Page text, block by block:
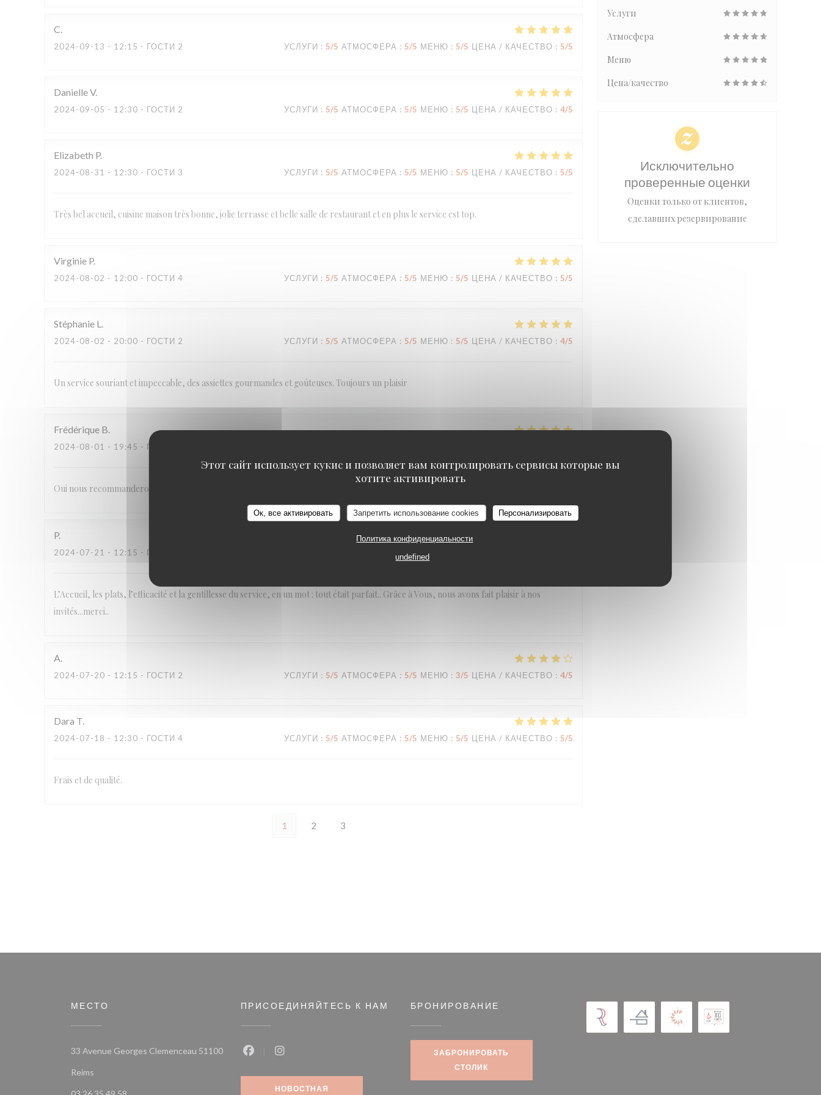
Этот сайт использует кукис и позволяет вам контролировать сервисы которые вы
хотите активировать
Ок, все активировать Запретить использование cookies Персонализировать
Политика конфиденциальности
undefined
C
2024-09-13 - 12:15 - ГОСТИ 2 УСЛУГИ : 5/5 АТМОСФЕРА : 5/5 МЕНЮ : 5/5 ЦЕНА / КАЧЕСТВО : 5/5
DanielleV
2024-09-05 - 12:30 - ГОСТИ 2 УСЛУГИ : 5/5 АТМОСФЕРА : 5/5 МЕНЮ : 5/5 ЦЕНА / КАЧЕСТВО : 4/5
Elizabeth P
2024-08-31 - 12:30 - ГОСТИ 3 УСЛУГИ : 5/5 АТМОСФЕРА : 5/5 МЕНЮ : 5/5 ЦЕНА / КАЧЕСТВО : 5/5
Très bel accueil, cuisine maison très bonne, jolie terrasse et belle salle de restaurant et en plus le service est top.
Virginie P
2024-08-02 - 12:00 - ГОСТИ 4 УСЛУГИ : 5/5 АТМОСФЕРА : 5/5 МЕНЮ : 5/5 ЦЕНА / КАЧЕСТВО : 5/5
Stéphanie L
2024-08-02 - 20:00 - ГОСТИ 2 УСЛУГИ : 5/5 АТМОСФЕРА : 5/5 МЕНЮ : 5/5 ЦЕНА / КАЧЕСТВО : 4/5
Un service souriant et impeccable, des assiettes gourmandes et goûteuses. Toujours un plaisir
Frédérique B
2024-08-01 - 19:45 - ГОСТИ 3
Oui nous recommanderons votre restaurant.
P
2024-07-21 - 12:15 - ГОСТИ 5 5 /5 МЕНЮ
L’Accueil, les plats, l’efficacité et la gentillesse du service, en un mot : tout était parfait.. Grâce à Vous, nous avons fait plaisir à nos
invités...merci..
A
2024-07-20 - 12:15 - ГОСТИ 2 УСЛУГИ : 5/5 АТМОСФЕРА : 5/5 МЕНЮ : 3/5 ЦЕНА / КАЧЕСТВО : 4/5
Dara T
2024-07-18 - 12:30 - ГОСТИ 4 УСЛУГИ : 5/5 АТМОСФЕРА : 5/5 МЕНЮ : 5/5 ЦЕНА / КАЧЕСТВО : 5/5
Frais et de qualité.
1 2 3
Услуги
Атмосфера
Меню
Цена/качество
Исключительно
проверенные оценки
Оценки только от клиентов,
сделавших резервирование
МЕСТО
33 Avenue Georges Clemenceau 51100
Reims((открывается в новом окне))
ПРИСОЕДИНЯЙТЕСЬ К НАМ
Instagram ((открывается в новом окне))
НОВОСТНАЯ
БРОНИРОВАНИЕ
ЗАБРОНИРОВАТЬ
СТОЛИК